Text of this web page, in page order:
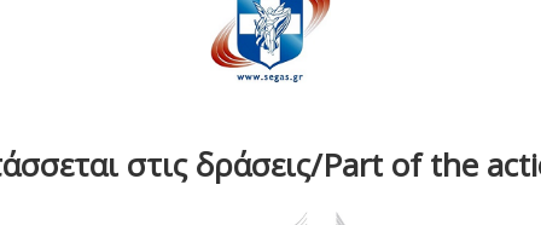
στις δράσεις/Part of the